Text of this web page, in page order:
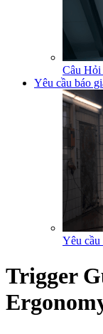
Câu
Yêu cầu báo
Yêu cầu
Trigger